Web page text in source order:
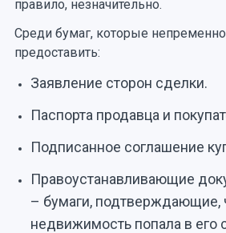
правило, незначительно.
Среди бумаг, которые
предоставить:
Заявление сторон сделки.
Паспорта продавца и
Подписанное соглашение
Правоустанавливающие
– бумаги, подтверждающие,
недвижимость попала в его